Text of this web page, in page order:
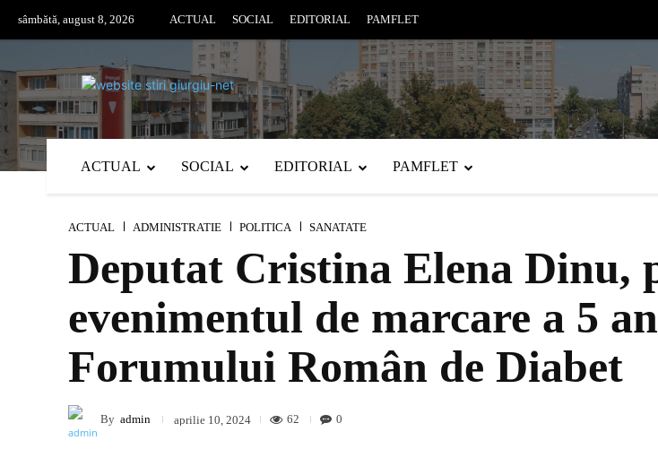
sâmbătă, august 8, 2026 ACTUAL SOCIAL EDITORIAL PAMFLET
ACTUAL SOCIAL EDITORIAL PAMFLET
ACTUAL ADMINISTRATIE POLITICA SANATATE
Deputat Cristina Elena Dinu,
evenimentul de marcare a 5
Forumului Român de Diabet
By admin aprilie 10, 2024 62 0